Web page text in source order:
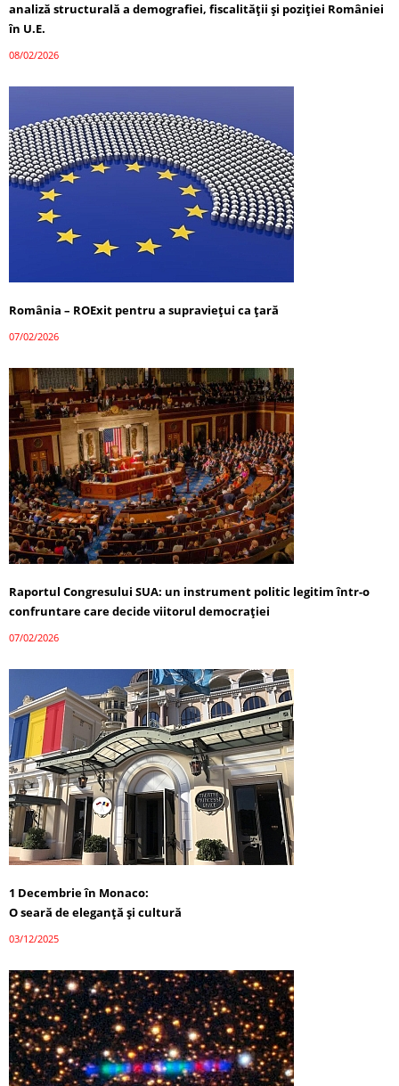
analiză structurală a demografiei, fiscalității și poziției României
în U.E.
08/02/2026
România – ROExit pentru a supraviețui ca țară
07/02/2026
Raportul Congresului SUA: un instrument politic legitim într-o
confruntare care decide viitorul democrației
07/02/2026
1 Decembrie în Monaco:
O seară de eleganță și cultură
03/12/2025